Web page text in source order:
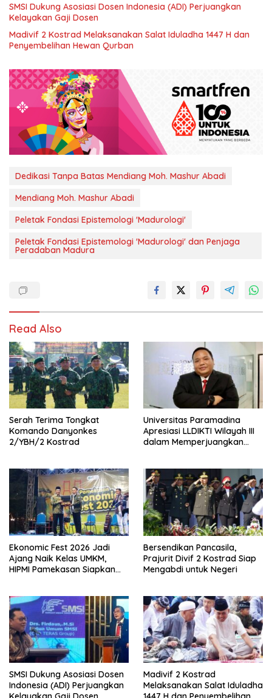
SMSI Dukung Asosiasi Dosen Indonesia (ADI) Perjuangkan
Kelayakan Gaji Dosen
Madivif 2 Kostrad Melaksanakan Salat Iduladha 1447 H dan
Penyembelihan Hewan Qurban
Dedikasi Tanpa Batas Mendiang Moh. Mashur Abadi
Mendiang Moh. Mashur Abadi
Peletak Fondasi Epistemologi 'Madurologi'
Peletak Fondasi Epistemologi 'Madurologi' dan Penjaga
Peradaban Madura
Read Also
Serah Terima Tongkat
Komando Danyonkes
2/YBH/2 Kostrad
Universitas Paramadina
Apresiasi LLDIKTI Wilayah III
dalam Memperjuangkan
Ekonomic Fest 2026 Jadi
Ajang Naik Kelas UMKM,
HIPMI Pamekasan Siapkan
Bersendikan Pancasila,
Prajurit Divif 2 Kostrad Siap
Mengabdi untuk Negeri
SMSI Dukung Asosiasi Dosen
Indonesia (ADI) Perjuangkan
Madivif 2 Kostrad
Melaksanakan Salat Iduladha